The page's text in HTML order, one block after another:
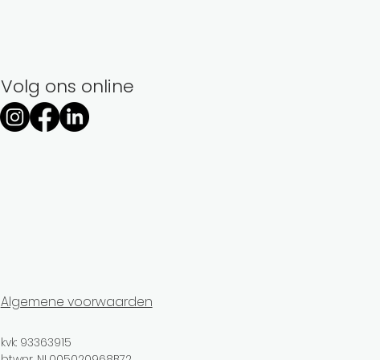
Algemene voorwaarden
kvk: 93363915
Volg ons online